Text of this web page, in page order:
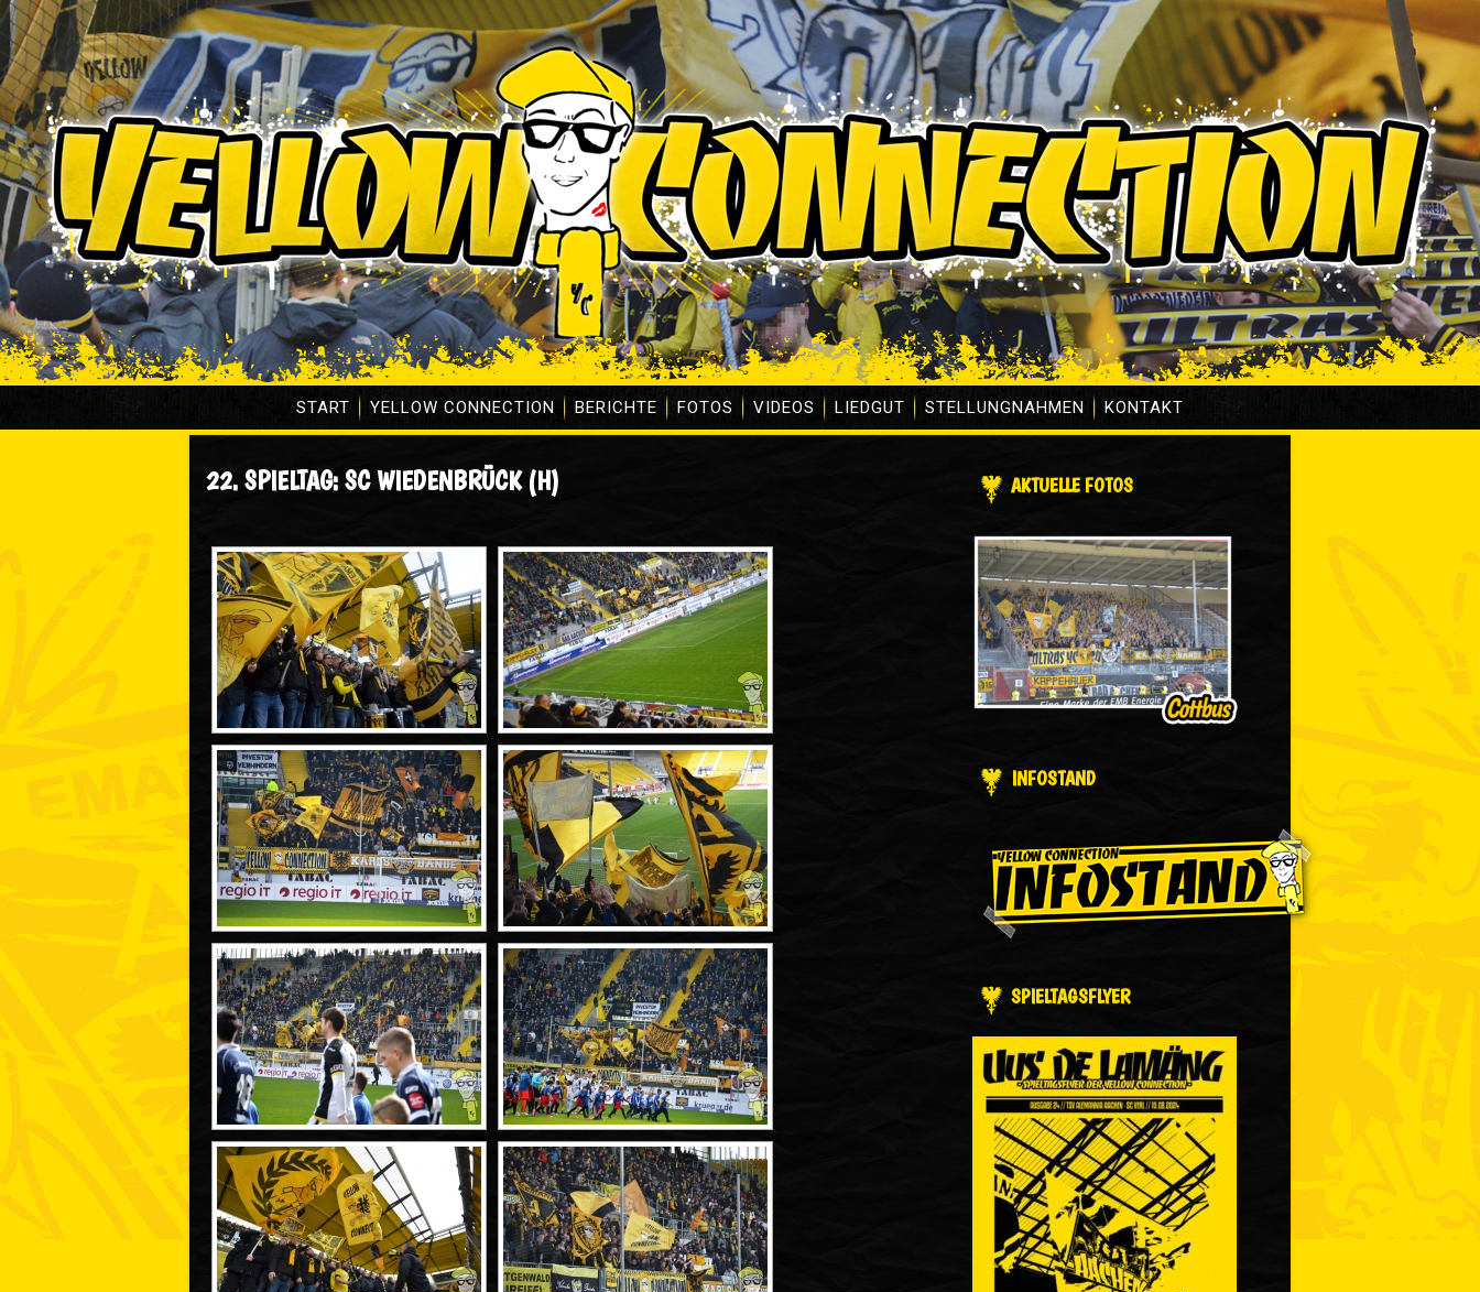
START YELLOW CONNECTION BERICHTE FOTOS VIDEOS LIEDGUT STELLUNGNAHMEN KONTAKT
22. SPIELTAG: SC WIEDENBRÜCK (H) AKTUELLE FOTOS
INFOSTAND
SPIELTAGSFLYER